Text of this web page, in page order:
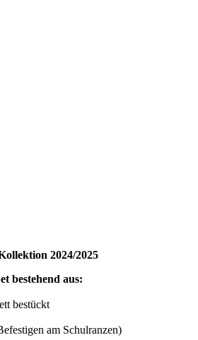
2024/2025
bestehend aus:
bestückt
am Schulranzen)